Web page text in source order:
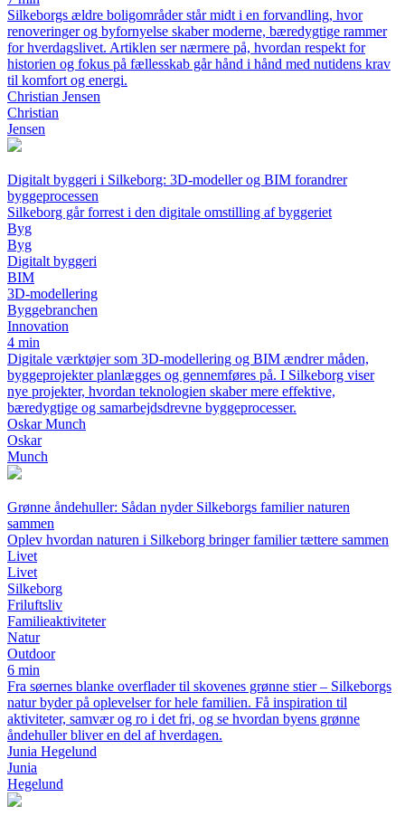
Silkeborgs ældre boligområder står midt i en forvandling, hvor
renoveringer og byfornyelse skaber moderne, bæredygtige rammer
for hverdagslivet. Artiklen ser nærmere på, hvordan respekt for
historien og fokus på fællesskab går hånd i hånd med nutidens krav
til komfort og energi.
Christian Jensen
Christian
Jensen
Digitalt byggeri i Silkeborg: 3D-modeller og BIM forandrer
byggeprocessen
Silkeborg går forrest i den digitale omstilling af byggeriet
Byg
Byg
Digitalt byggeri
BIM
3D-modellering
Byggebranchen
Innovation
4 min
Digitale værktøjer som 3D-modellering og BIM ændrer måden,
byggeprojekter planlægges og gennemføres på. I Silkeborg viser
nye projekter, hvordan teknologien skaber mere effektive,
bæredygtige og samarbejdsdrevne byggeprocesser.
Oskar Munch
Oskar
Munch
Grønne åndehuller: Sådan nyder Silkeborgs familier naturen
sammen
Oplev hvordan naturen i Silkeborg bringer familier tættere sammen
Livet
Livet
Silkeborg
Friluftsliv
Familieaktiviteter
Natur
Outdoor
6 min
Fra søernes blanke overflader til skovenes grønne stier – Silkeborgs
natur byder på oplevelser for hele familien. Få inspiration til
aktiviteter, samvær og ro i det fri, og se hvordan byens grønne
åndehuller bliver en del af hverdagen.
Junia Hegelund
Junia
Hegelund